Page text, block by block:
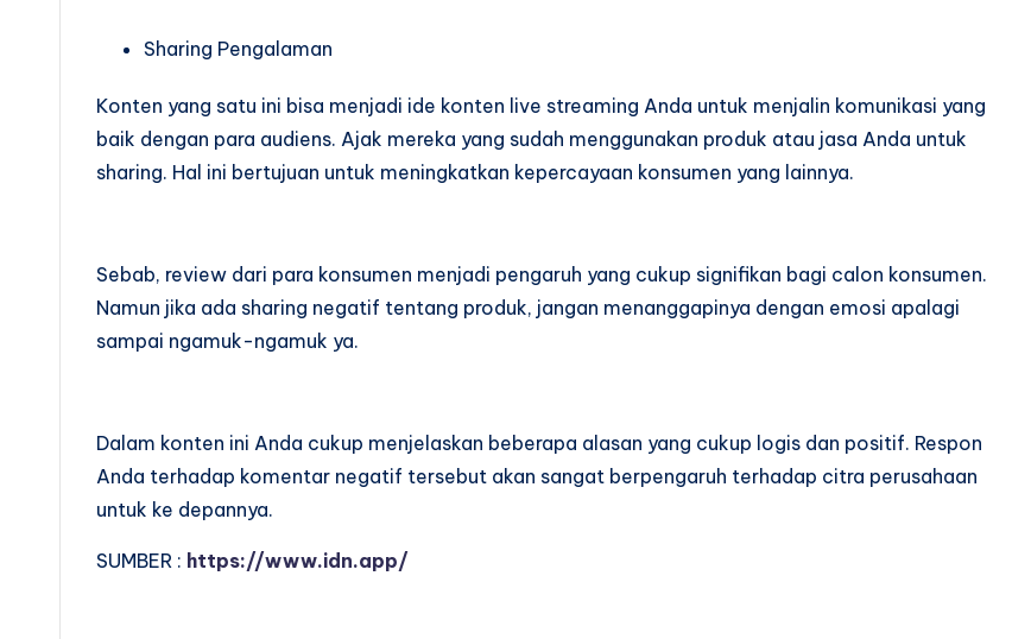
Sharing Pengalaman
Konten yang satu ini bisa menjadi ide konten live streaming Anda untuk menjalin komunikasi yang
baik dengan para audiens. Ajak mereka yang sudah menggunakan produk atau jasa Anda untuk
sharing. Hal ini bertujuan untuk meningkatkan kepercayaan konsumen yang lainnya.
Sebab, review dari para konsumen menjadi pengaruh yang cukup signifikan bagi calon konsumen.
Namun jika ada sharing negatif tentang produk, jangan menanggapinya dengan emosi apalagi
sampai ngamuk-ngamuk ya.
Dalam konten ini Anda cukup menjelaskan beberapa alasan yang cukup logis dan positif. Respon
Anda terhadap komentar negatif tersebut akan sangat berpengaruh terhadap citra perusahaan
untuk ke depannya.
SUMBER : https://www.idn.app/